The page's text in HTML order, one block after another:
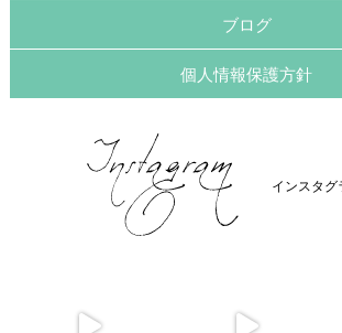
ブログ
個人情報保護方針
インスタグ